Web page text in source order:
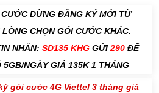
DỪNG ĐĂNG KÝ MỚI TỪ
CHỌN GÓI CƯỚC KHÁC.
NHẮN: SD135 KHGGỬI290ĐỂ
5GB/NGÀY GIÁ 135K 1 THÁNG
gói cước 4G Viettel 3 tháng giá